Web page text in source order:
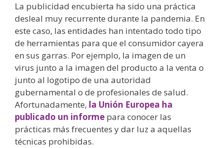
La publicidad encubierta ha sido una práctica
desleal muy recurrente durante la pandemia. En
este caso, las entidades han intentado todo tipo
de herramientas para que el consumidor cayera
en sus garras. Por ejemplo, la imagen de un
virus junto a la imagen del producto a la venta o
junto al logotipo de una autoridad
gubernamental o de profesionales de salud.
Afortunadamente, la Unión Europea ha
publicado un informe para conocer las
prácticas más frecuentes y dar luz a aquellas
técnicas prohibidas.